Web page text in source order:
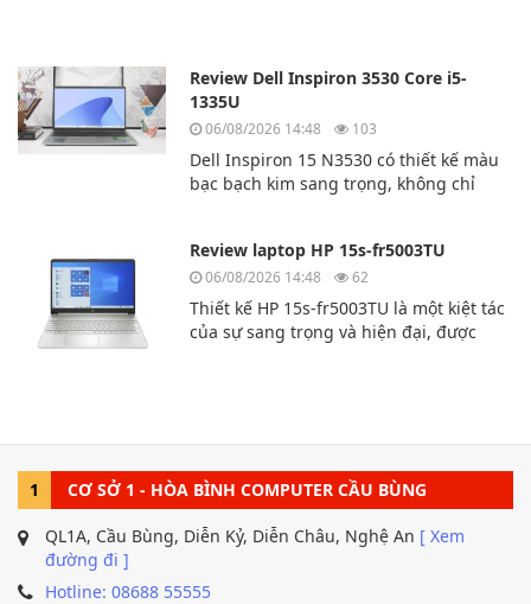
nhựa cao cấp.
Review Dell Inspiron 3530 Core i5-
1335U
06/08/2026 14:48 103
Dell Inspiron 15 N3530 có thiết kế màu
bạc bạch kim sang trọng, không chỉ
dùng chuyên nghiệp, sinh viên hay
văn phòng thì chiếc laptop này là sự lựa
chọn hoàn hảo dành cho bạn.
Review laptop HP 15s-fr5003TU
06/08/2026 14:48 62
Thiết kế HP 15s-fr5003TU là một kiệt tác
của sự sang trọng và hiện đại, được
1 CƠ SỞ 1 - HÒA BÌNH COMPUTER CẦU BÙNG
QL1A, Cầu Bùng, Diễn Kỷ, Diễn Châu, Nghệ An [ Xem
đường đi ]
Hotline: 08688 55555